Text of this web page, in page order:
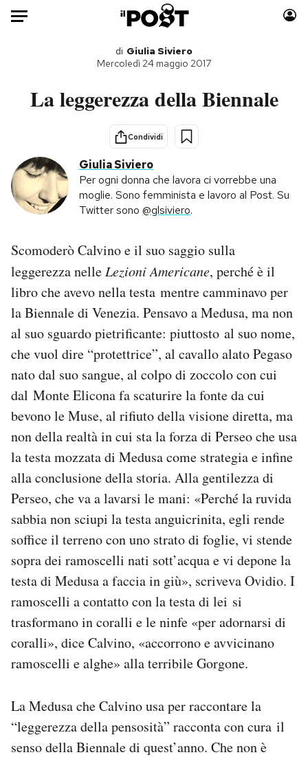
Auto
Politica
Tecnologia
Internet
Scienza
Economia
Sport
Libri
Storie/Idee
Ok Boomer!
Media
Altrecose
Mondiali calcio 2026
PODCAST
NEWSLETTER
I MIEI PREFERITI
CALENDARIO
AREA PERSONALE
Newsletter
Notifiche mobile
Regala il Post
Hai bisogno di aiuto?
di Giulia Siviero
Mercoledì 24 maggio 2017
La leggerezza della Biennale
Condividi
Giulia Siviero
Per ogni donna che lavora ci vorrebbe una
moglie. Sono femminista e lavoro al Post. Su
Twitter sono @glsiviero.
Scomoderò Calvino e il suo saggio sulla
leggerezza nelle Lezioni Americane, perché è il
libro che avevo nella testa mentre camminavo per
la Biennale di Venezia. Pensavo a Medusa, ma non
al suo sguardo pietrificante: piuttosto al suo nome,
che vuol dire “protettrice”, al cavallo alato Pegaso
nato dal suo sangue, al colpo di zoccolo con cui
dal Monte Elicona fa scaturire la fonte da cui
bevono le Muse, al rifiuto della visione diretta, ma
non della realtà in cui sta la forza di Perseo che usa
la testa mozzata di Medusa come strategia e infine
alla conclusione della storia. Alla gentilezza di
Perseo, che va a lavarsi le mani: «Perché la ruvida
sabbia non sciupi la testa anguicrinita, egli rende
soffice il terreno con uno strato di foglie, vi stende
sopra dei ramoscelli nati sott’acqua e vi depone la
testa di Medusa a faccia in giù», scriveva Ovidio. I
ramoscelli a contatto con la testa di lei si
trasformano in coralli e le ninfe «per adornarsi di
coralli», dice Calvino, «accorrono e avvicinano
ramoscelli e alghe» alla terribile Gorgone.
La Medusa che Calvino usa per raccontare la
“leggerezza della pensosità” racconta con cura il
senso della Biennale di quest’anno. Che non è